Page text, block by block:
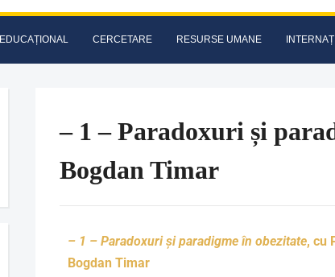
EDUCAȚIONAL CERCETARE RESURSE UMANE
– 1 – Paradoxuri și
Bogdan Timar
– 1 –Paradoxuri și paradigme în obezitate, cu
Bogdan Timar